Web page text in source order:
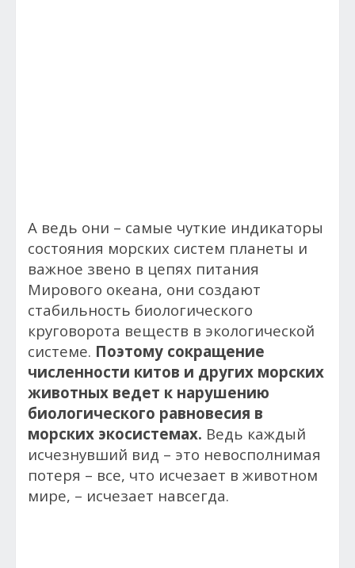
А ведь они – самые чуткие индикаторы
состояния морских систем планеты и
важное звено в цепях питания
Мирового океана, они создают
стабильность биологического
круговорота веществ в экологической
системе. Поэтому сокращение
численности китов и других морских
животных ведет к нарушению
биологического равновесия в
морских экосистемах. Ведь каждый
исчезнувший вид – это невосполнимая
потеря – все, что исчезает в животном
мире, – исчезает навсегда.